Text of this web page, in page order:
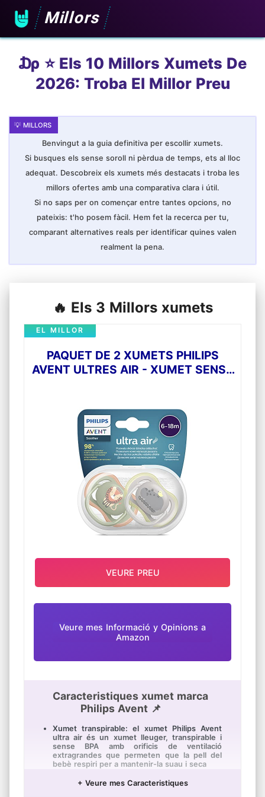
Millors
₯ ⭐️ Els 10 Millors Xumets De
2026: Troba El Millor Preu
Benvingut a la guia definitiva per escollir xumets.
Si busques els sense soroll ni pèrdua de temps, ets al lloc
adequat. Descobreix els xumets més destacats i troba les
millors ofertes amb una comparativa clara i útil.
Si no saps per on començar entre tantes opcions, no
pateixis: t'ho posem fàcil. Hem fet la recerca per tu,
comparant alternatives reals per identificar quines valen
realment la pena.
🔥 Els 3 Millors xumets
PAQUET DE 2 XUMETS PHILIPS
AVENT ULTRES AIR - XUMET SENSE
EL MILLOR
Veure mes Informació y Opinions a
Amazon
Caracteristiques xumet marca
Philips Avent 📌
Xumet transpirable: el xumet Philips Avent
ultra air és un xumet lleuger, transpirable i
sense BPA amb orificis de ventilació
extragrandes que permeten que la pell del
bebè respiri per a mantenir-la suau i seca
air serveix també com a esterilitzador per al
VEURE PREU
+ Veure mes Caracteristiques